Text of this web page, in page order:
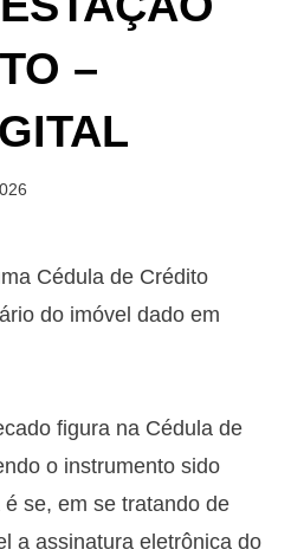
–
Cédula de Crédito
do imóvel dado em
figura na Cédula de
o instrumento sido
se, em se tratando de
a assinatura eletrônica do